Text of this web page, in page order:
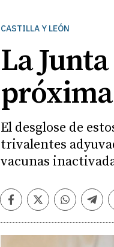
CASTILLA Y LEÓN
La
El desglose de
trivalentes
vacunas
Facebook
TwitterWhatsapp